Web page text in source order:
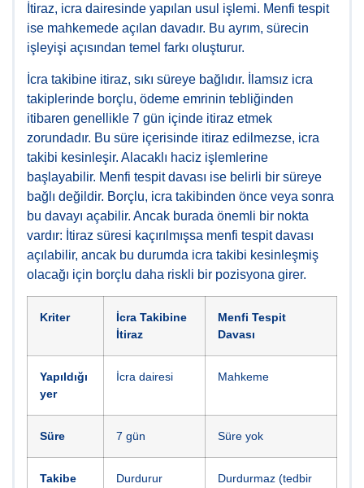
İtiraz, icra dairesinde yapılan usul işlemi. Menfi tespit
ise mahkemede açılan davadır. Bu ayrım, sürecin
işleyişi açısından temel farkı oluşturur.
İcra takibine itiraz, sıkı süreye bağlıdır. İlamsız icra
takiplerinde borçlu, ödeme emrinin tebliğinden
itibaren genellikle 7 gün içinde itiraz etmek
zorundadır. Bu süre içerisinde itiraz edilmezse, icra
takibi kesinleşir. Alacaklı haciz işlemlerine
başlayabilir. Menfi tespit davası ise belirli bir süreye
bağlı değildir. Borçlu, icra takibinden önce veya sonra
bu davayı açabilir. Ancak burada önemli bir nokta
vardır: İtiraz süresi kaçırılmışsa menfi tespit davası
açılabilir, ancak bu durumda icra takibi kesinleşmiş
olacağı için borçlu daha riskli bir pozisyona girer.
Kriter
İcra Takibine
İtiraz
Menfi Tespit
Davası
Yapıldığı
yer
İcra dairesi Mahkeme
Süre 7 gün Süre yok
Takibe
Durdurur
Durdurmaz (tedbir